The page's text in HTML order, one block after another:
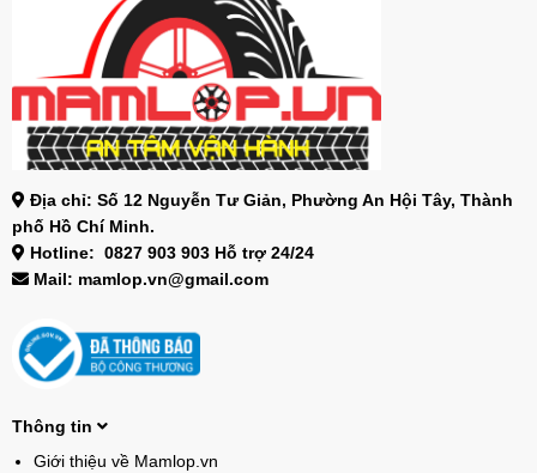
Địa chỉ: Số 12 Nguyễn Tư Giản, Phường An Hội Tây, Thành
phố Hồ Chí Minh.
Hotline: 0827 903 903 Hỗ trợ 24/24
Mail: mamlop.vn@gmail.com
Thông tin
Giới thiệu về Mamlop.vn